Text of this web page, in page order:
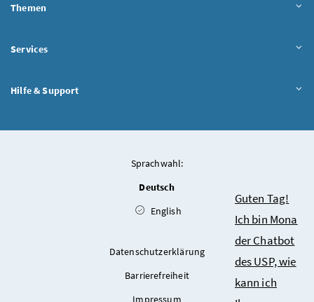
Themen
Services
Hilfe & Support
Sprachwahl:
Deutsch
English
Datenschutzerklärung
Barrierefreiheit
Impressum
Chatbot
Guten Tag!
Ich bin Mona
der Chatbot
des USP, wie
kann ich